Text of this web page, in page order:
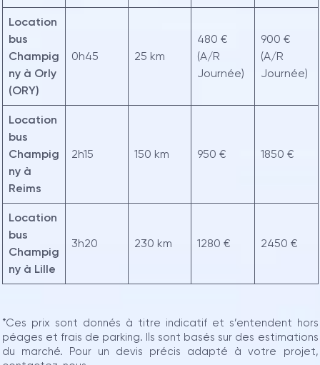
Location
bus
Champig
ny à Orly
(ORY)
0h45 25 km
480 €
(A/R
Journée)
900 €
(A/R
Journée)
Location
bus
Champig
ny à
Reims
2h15 150 km 950 € 1850 €
Location
bus
Champig
ny à Lille
3h20 230 km 1280 € 2450 €
*Ces prix sont donnés à titre indicatif et s’entendent hors
péages et frais de parking. Ils sont basés sur des estimations
du marché. Pour un devis précis adapté à votre projet,